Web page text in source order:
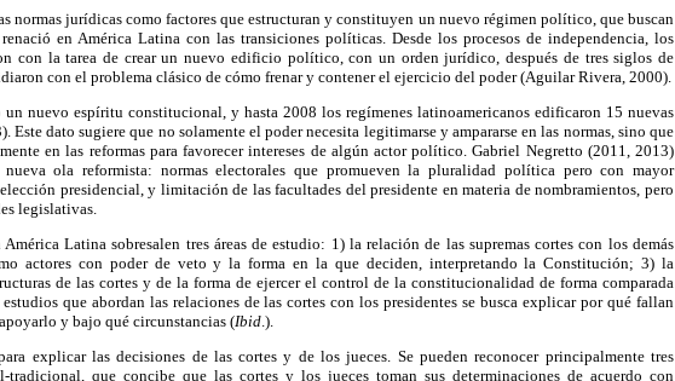
normas jurídicas como factores que estructuran y constituyen un nuevo régimen político, que buscan
en América Latina con las transiciones políticas. Desde los procesos de independencia, los
con la tarea de crear un nuevo edificio político, con un orden jurídico, después de tres siglos de
con el problema clásico de cómo frenar y contener el ejercicio del poder (Aguilar Rivera, 2000).
nuevo espíritu constitucional, y hasta 2008 los regímenes latinoamericanos edificaron 15 nuevas
dato sugiere que no solamente el poder necesita legitimarse y ampararse en las normas, sino que
en las reformas para favorecer intereses de algún actor político. Gabriel Negretto (2011, 2013)
ola reformista: normas electorales que promueven la pluralidad política pero con mayor
presidencial, y limitación de las facultades del presidente en materia de nombramientos, pero
legislativas.
Latina sobresalen tres áreas de estudio: 1) la relación de las supremas cortes con los demás
actores con poder de veto y la forma en la que deciden, interpretando la Constitución; 3) la
de las cortes y de la forma de ejercer el control de la constitucionalidad de forma comparada
que abordan las relaciones de las cortes con los presidentes se busca explicar por qué fallan
y bajo qué circunstancias (Ibid .).
explicar las decisiones de las cortes y de los jueces. Se pueden reconocer principalmente tres
que concibe que las cortes y los jueces toman sus determinaciones de acuerdo con